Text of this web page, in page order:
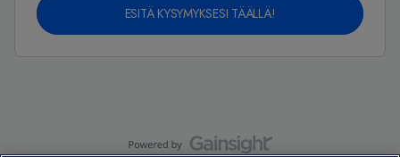
ESITÄ KYSYMYKSESI TÄÄLLÄ!